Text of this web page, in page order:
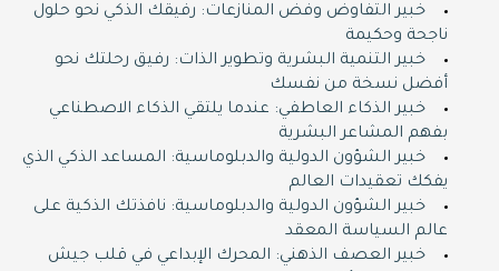
خبير التفاوض وفض المنازعات: رفيقك الذكي نحو حلول
ناجحة وحكيمة
خبير التنمية البشرية وتطوير الذات: رفيق رحلتك نحو
أفضل نسخة من نفسك
خبير الذكاء العاطفي: عندما يلتقي الذكاء الاصطناعي
بفهم المشاعر البشرية
خبير الشؤون الدولية والدبلوماسية: المساعد الذكي الذي
يفكك تعقيدات العالم
خبير الشؤون الدولية والدبلوماسية: نافذتك الذكية على
عالم السياسة المعقد
خبير العصف الذهني: المحرك الإبداعي في قلب جيش